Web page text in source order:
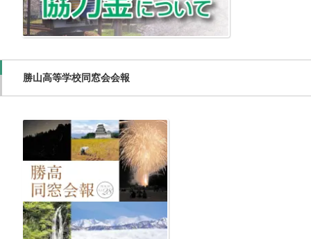
勝山高等学校同窓会会報